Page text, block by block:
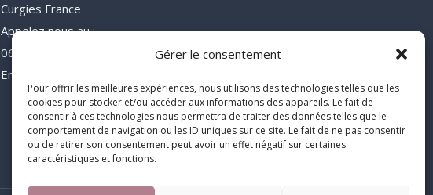
Gérer le consentement
Pour offrir les meilleures expériences, nous utilisons des technologies telles que les
cookies pour stocker et/ou accéder aux informations des appareils. Le fait de
consentir à ces technologies nous permettra de traiter des données telles que le
comportement de navigation ou les ID uniques sur ce site. Le fait de ne pas consentir
ou de retirer son consentement peut avoir un effet négatif sur certaines
caractéristiques et fonctions.
Curgies France
Appelez nous au :
06 71 08 31 03
Email : info@sublimiss.fr